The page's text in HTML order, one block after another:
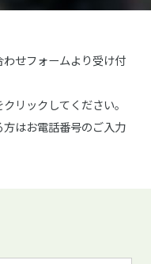
せフォームより受け付
リックしてください。
はお電話番号のご入力